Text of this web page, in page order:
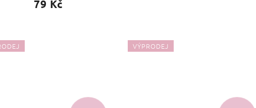
79 Kč
VÝPRODEJ